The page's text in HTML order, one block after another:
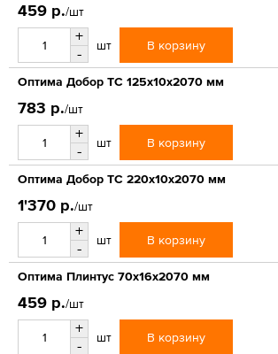
459 р./шт
+
-
шт В корзину
Оптима Добор ТС 125х10х2070 мм
783 р./шт
+
-
шт В корзину
Оптима Добор ТС 220х10х2070 мм
1'370 р./шт
+
-
шт В корзину
Оптима Плинтус 70х16х2070 мм
459 р./шт
+
-
шт В корзину